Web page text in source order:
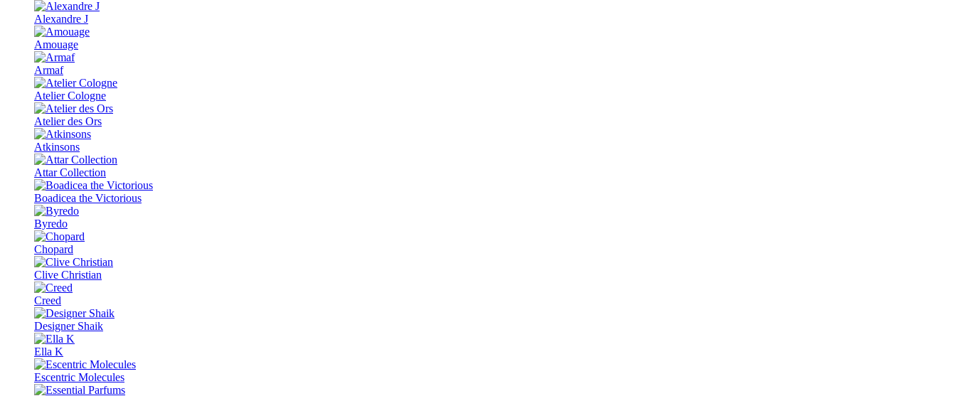
Alexandre J
Amouage
Armaf
Atelier Cologne
Atelier des Ors
Atkinsons
Attar Collection
Boadicea the Victorious
Byredo
Chopard
Clive Christian
Creed
Designer Shaik
Ella K
Escentric Molecules